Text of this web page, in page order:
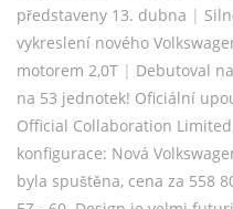
představeny 13. dubna |
vykreslení nového
motorem 2,0T | Debutoval
na 53 jednotek! Oficiální
Official Collaboration
konfigurace: Nová
byla spuštěna, cena za 558